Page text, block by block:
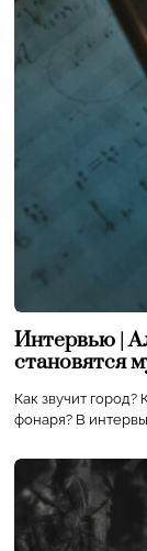
Интервью |
становятся
Как звучит
фонаря? В